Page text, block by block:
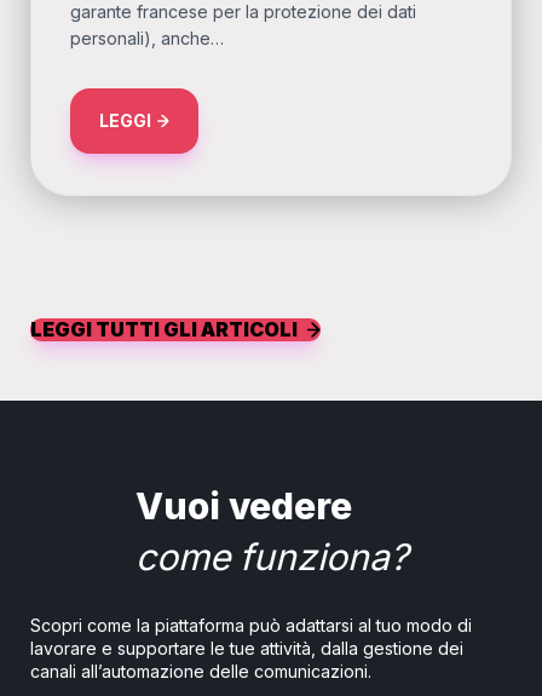
garante francese per la protezione dei dati
personali), anche…
LEGGIABOUT PIXEL DI TRACCIAMENTO NELLE E-
LEGGI TUTTI GLI ARTICOLI
Vuoi vedere
come funziona?
Scopri come la piattaforma può adattarsi al tuo modo di
lavorare e supportare le tue attività, dalla gestione dei
canali all’automazione delle comunicazioni.